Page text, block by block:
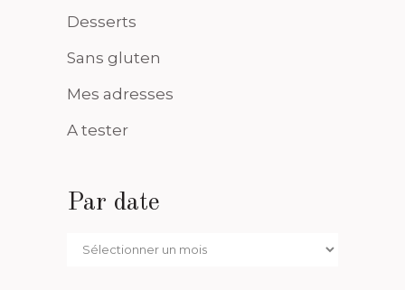
Desserts
Sans gluten
Mes adresses
A tester
Par date
Par